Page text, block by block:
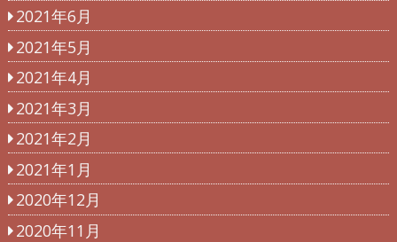
2021年6月
2021年5月
2021年4月
2021年3月
2021年2月
2021年1月
2020年12月
2020年11月